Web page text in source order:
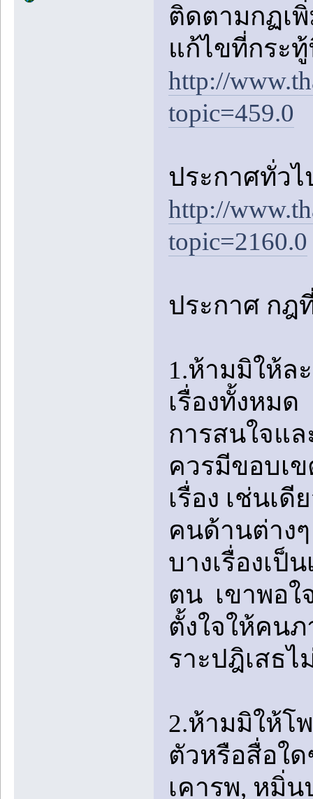
ติดตามกฏเ
แก้ไขที่กระ
http://
topic=459.0
ประกาศทั่ว
http://
topic=2160.0
ประกาศ กฎ
1.ห้ามมิให้ล
เรื่องทั้งหมด
การสนใจแล
ควรมีขอบเ
เรื่อง เช่นเ
คนด้านต่างๆ
บางเรื่องเป็
ตน เขาพอใ
ตั้งใจให้คน
ราะปฎิเสธไ
2.ห้ามมิให้โ
ตัวหรือสื่อใ
เคารพ, หมิ่